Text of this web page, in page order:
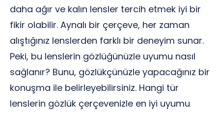
daha ağır ve kalın lensler tercih etmek iyi bir
fikir olabilir. Aynalı bir çerçeve, her zaman
alıştığınız lenslerden farklı bir deneyim sunar.
Peki, bu lenslerin gözlüğünüzle uyumu nasıl
sağlanır? Bunu, gözlükçünüzle yapacağınız bir
konuşma ile belirleyebilirsiniz. Hangi tür
lenslerin gözlük çerçevenizle en iyi uyumu